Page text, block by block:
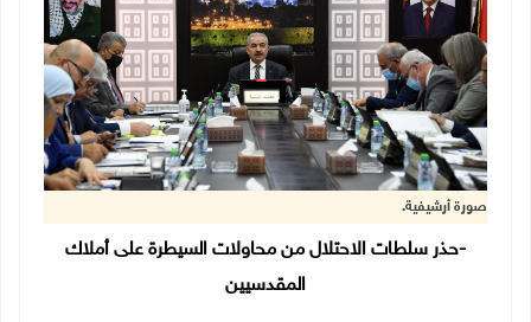
صورة أرشيفية.
-حذر سلطات الاحتلال من محاولات السيطرة على أملاك
المقدسيين